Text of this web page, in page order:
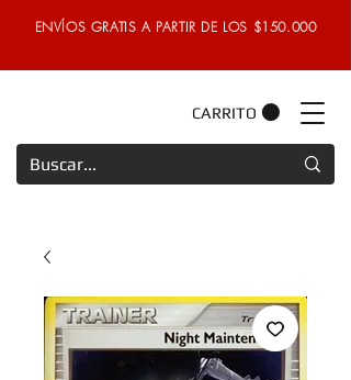
ENVÍOS GRATIS A PARTIR DE LOS $150.000
CARRITO